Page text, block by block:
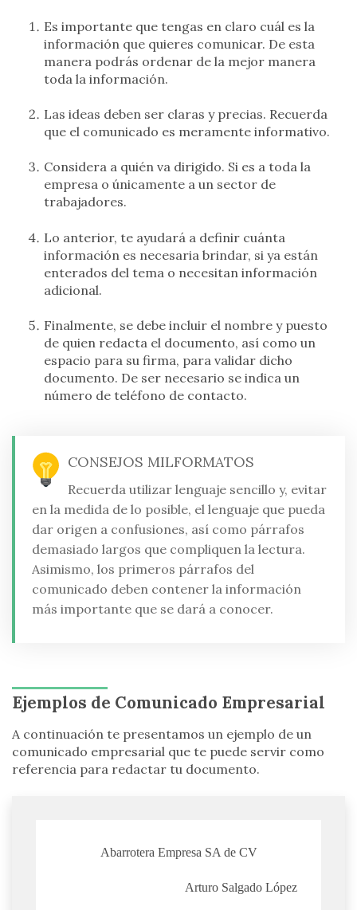
Es importante que tengas en claro cuál es la
información que quieres comunicar. De esta
manera podrás ordenar de la mejor manera
toda la información.
Las ideas deben ser claras y precias. Recuerda
que el comunicado es meramente informativo.
Considera a quién va dirigido. Si es a toda la
empresa o únicamente a un sector de
trabajadores.
Lo anterior, te ayudará a definir cuánta
información es necesaria brindar, si ya están
enterados del tema o necesitan información
adicional.
Finalmente, se debe incluir el nombre y puesto
de quien redacta el documento, así como un
espacio para su firma, para validar dicho
documento. De ser necesario se indica un
número de teléfono de contacto.
CONSEJOS MILFORMATOS
Recuerda utilizar lenguaje sencillo y, evitar
en la medida de lo posible, el lenguaje que pueda
dar origen a confusiones, así como párrafos
demasiado largos que compliquen la lectura.
Asimismo, los primeros párrafos del
comunicado deben contener la información
más importante que se dará a conocer.
Ejemplos de Comunicado Empresarial
A continuación te presentamos un ejemplo de un
comunicado empresarial que te puede servir como
referencia para redactar tu documento.
Abarrotera Empresa SA de CV
Arturo Salgado López